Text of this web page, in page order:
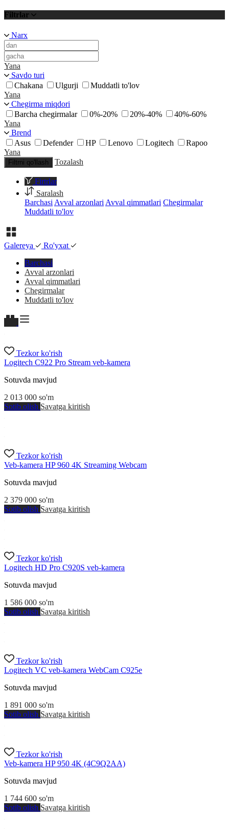
Filtrlar
Narx
Yana
Savdo turi
Chakana
Ulgurji
Muddatli to'lov
Yana
Chegirma miqdori
Barcha chegirmalar
0%-20% 20%-40%
40%-60%
Yana
Brend
Asus
Defender HP Lenovo Logitech
Rapoo
Yana
Filtrni qo'llash Tozalash
Firtrlar
Saralash
Barchasi Avval arzonlari Avval qimmatlari Chegirmalar
Muddatli to'lov
Galereya
Ro'yxat
Barchasi
Avval arzonlari
Avval qimmatlari
Chegirmalar
Muddatli to'lov
Tezkor ko'rish
Logitech C922 Pro Stream veb-kamera
Sotuvda mavjud
2 013 000 so'm
Sotib olish Savatga kiritish
Tezkor ko'rish
Veb-kamera HP 960 4K Streaming Webcam
Sotuvda mavjud
2 379 000 so'm
Sotib olish Savatga kiritish
Tezkor ko'rish
Logitech HD Pro C920S veb-kamera
Sotuvda mavjud
1 586 000 so'm
Sotib olish Savatga kiritish
Tezkor ko'rish
Logitech VC veb-kamera WebCam C925e
Sotuvda mavjud
1 891 000 so'm
Sotib olish Savatga kiritish
Tezkor ko'rish
Veb-kamera HP 950 4K (4C9Q2AA)
Sotuvda mavjud
1 744 600 so'm
Sotib olish Savatga kiritish